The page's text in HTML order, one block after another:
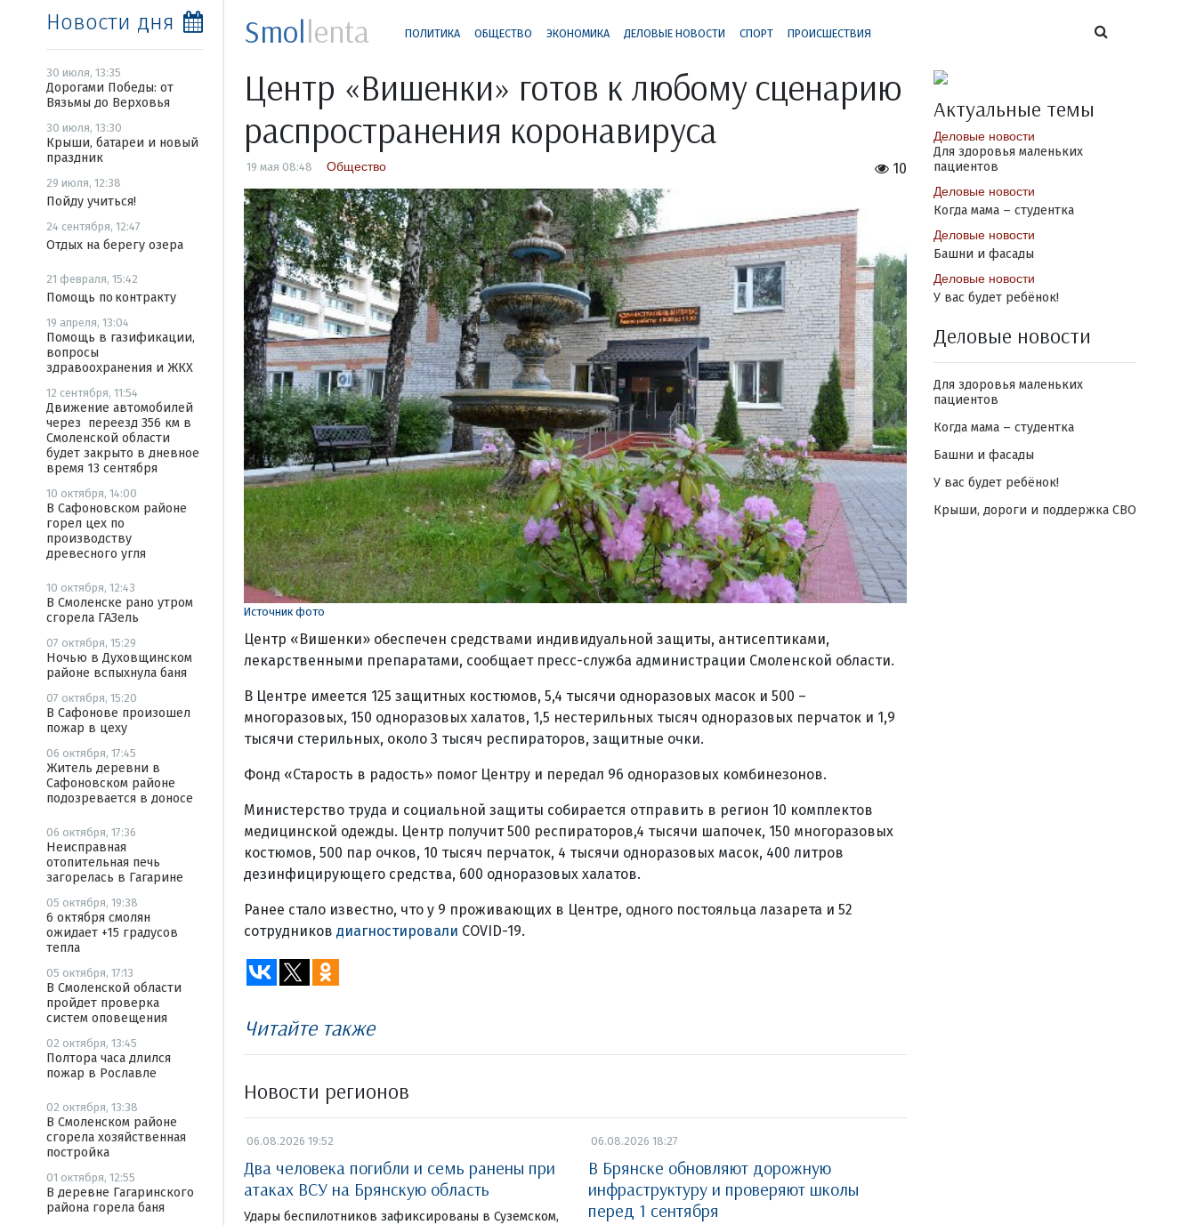
Новости дня
30 июля, 13:35
Дорогами Победы: от
Вязьмы до Верховья
30 июля, 13:30
Крыши, батареи и новый
праздник
29 июля, 12:38
Пойду учиться!
24 сентября, 12:47
Отдых на берегу озера
21 февраля, 15:42
Помощь по контракту
19 апреля, 13:04
Помощь в газификации,
вопросы
здравоохранения и ЖКХ
12 сентября, 11:54
Движение автомобилей
через переезд 356 км в
Смоленской области
будет закрыто в дневное
время 13 сентября
10 октября, 14:00
В Сафоновском районе
горел цех по
производству
древесного угля
10 октября, 12:43
В Смоленске рано утром
сгорела ГАЗель
07 октября, 15:29
Ночью в Духовщинском
районе вспыхнула баня
07 октября, 15:20
В Сафонове произошел
пожар в цеху
06 октября, 17:45
Житель деревни в
Сафоновском районе
подозревается в доносе
06 октября, 17:36
Неисправная
отопительная печь
загорелась в Гагарине
05 октября, 19:38
6 октября смолян
ожидает +15 градусов
тепла
05 октября, 17:13
В Смоленской области
пройдет проверка
систем оповещения
02 октября, 13:45
Полтора часа длился
пожар в Рославле
02 октября, 13:38
В Смоленском районе
сгорела хозяйственная
постройка
01 октября, 12:55
В деревне Гагаринского
района горела баня
Smollenta ПОЛИТИКА ОБЩЕСТВО ЭКОНОМИКА ДЕЛОВЫЕ НОВОСТИ СПОРТ ПРОИСШЕСТВИЯ
Центр «Вишенки» готов к любому сценарию
распространения коронавируса
10
19 мая 08:48 Общество
Источник фото
Центр «Вишенки» обеспечен средствами индивидуальной защиты, антисептиками,
лекарственными препаратами, сообщает пресс-служба администрации Смоленской области.
В Центре имеется 125 защитных костюмов, 5,4 тысячи одноразовых масок и 500 –
многоразовых, 150 одноразовых халатов, 1,5 нестерильных тысяч одноразовых перчаток и 1,9
тысячи стерильных, около 3 тысяч респираторов, защитные очки.
Фонд «Старость в радость» помог Центру и передал 96 одноразовых комбинезонов.
Министерство труда и социальной защиты собирается отправить в регион 10 комплектов
медицинской одежды. Центр получит 500 респираторов,4 тысячи шапочек, 150 многоразовых
костюмов, 500 пар очков, 10 тысяч перчаток, 4 тысячи одноразовых масок, 400 литров
дезинфицирующего средства, 600 одноразовых халатов.
Ранее стало известно, что у 9 проживающих в Центре, одного постояльца лазарета и 52
сотрудников диагностировали COVID-19.
Читайте также
Новости регионов
06.08.2026 19:52
Два человека погибли и семь ранены при
атаках ВСУ на Брянскую область
Удары беспилотников зафиксированы в Суземском,
06.08.2026 18:27
В Брянске обновляют дорожную
инфраструктуру и проверяют школы
перед 1 сентября
Актуальные темы
Деловые новости
Для здоровья маленьких
пациентов
Деловые новости
Когда мама – студентка
Деловые новости
Башни и фасады
Деловые новости
У вас будет ребёнок!
Деловые новости
Для здоровья маленьких
пациентов
Когда мама – студентка
Башни и фасады
У вас будет ребёнок!
Крыши, дороги и поддержка СВО